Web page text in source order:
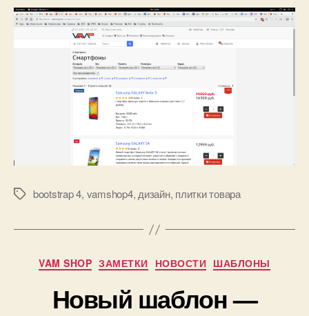
Меткиbootstrap 4, vamshop4,дизайн, плитки товара
Рубрики
VAM SHOP ЗАМЕТКИ НОВОСТИ ШАБЛОНЫ
Новый шаблон —